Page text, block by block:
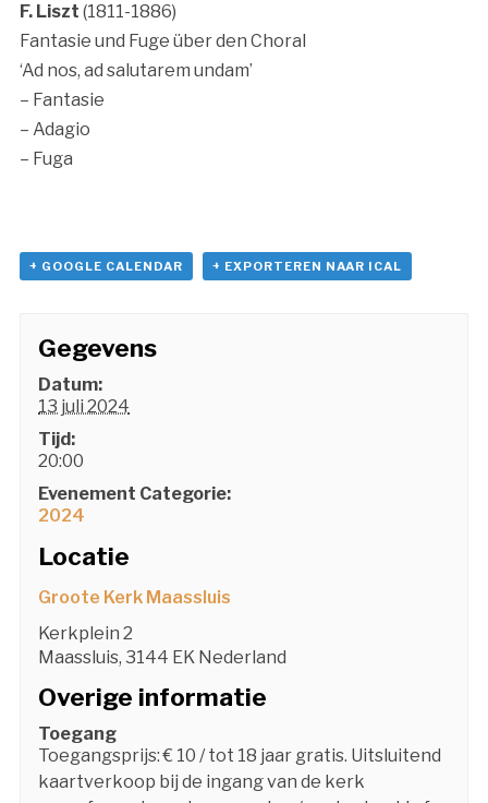
F. Liszt (1811-1886)
Fantasie und Fuge über den Choral
‘Ad nos, ad salutarem undam’
– Fantasie
– Adagio
– Fuga
+ GOOGLE CALENDAR + EXPORTEREN NAAR ICAL
Gegevens
Datum:
13 juli 2024
Tijd:
20:00
Evenement Categorie:
2024
Locatie
Groote Kerk Maassluis
Kerkplein 2
Maassluis, 3144 EK Nederland
Overige informatie
Toegang
Toegangsprijs: € 10 / tot 18 jaar gratis. Uitsluitend
kaartverkoop bij de ingang van de kerk